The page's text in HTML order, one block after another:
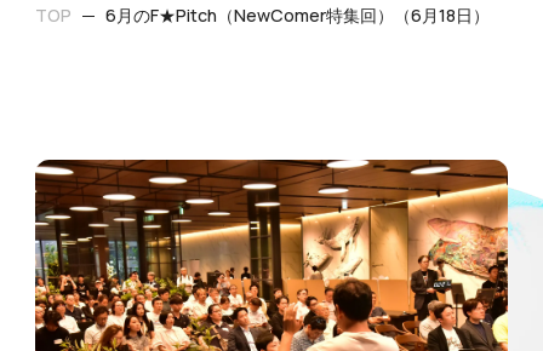
TOP 6月のF★Pitch（NewComer特集回）⁨⁩（6月18日）